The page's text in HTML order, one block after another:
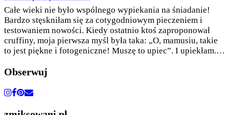
Całe wieki nie było wspólnego wypiekania na śniadanie!
Bardzo stęskniłam się za cotygodniowym pieczeniem i
testowaniem nowości. Kiedy ostatnio ktoś zaproponował
cruffiny, moja pierwsza myśl była taka: „O, mamusiu, takie
to jest piękne i fotogeniczne! Muszę to upiec”. I upiekłam.…
Obserwuj